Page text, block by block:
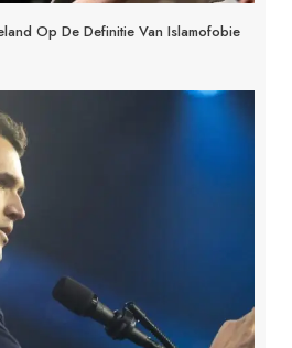
Op De Definitie Van Islamofobie